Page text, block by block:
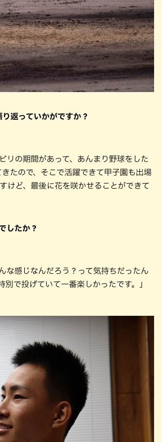
返っていかがですか？
リの期間があって、あんまり野球をした
たので、そこで活躍できて甲子園も出場
けど、最後に花を咲かせることができて
したか？
な感じなんだろう？って気持ちだったん
で投げていて一番楽しかったです。」